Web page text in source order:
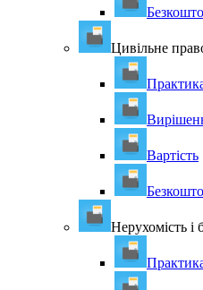
Цивільне
Вартість
Нерухомість і